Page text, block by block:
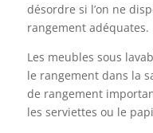
désordre si l’on ne
rangement adéquates.
Les meubles sous
le rangement dans la
de rangement
les serviettes ou le